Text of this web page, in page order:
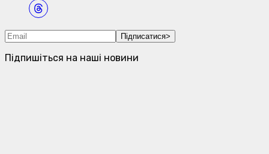
Підписатися>
Підпишіться на наші новини